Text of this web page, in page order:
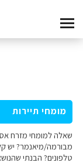
מומחי תיירות
שאלה למומחי מזרח
מבורמה/מיאנמר? יש
טלפונים? הבנתי